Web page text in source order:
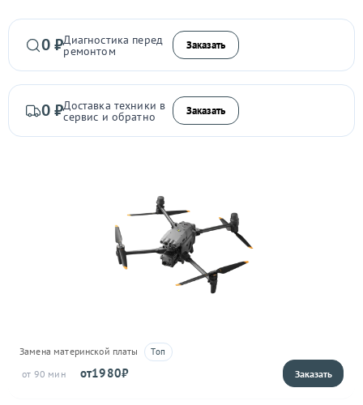
0 ₽Диагностика перед
ремонтом Заказать
0 ₽Доставка техники в
сервис и обратно Заказать
Замена материнской платы
90
1980